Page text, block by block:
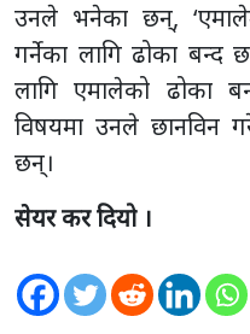
उनले भनेका छन्,
गर्नेका लागि ढोका बन्द
लागि एमालेको ढोका
विषयमा उनले छानविन
छन्।
सेयर कर दियो ।